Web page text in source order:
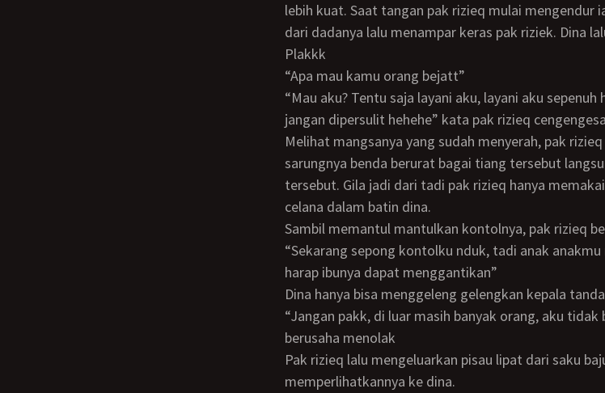
lebih kuat. Saat tangan pak rizieq mulai mengendur
dari dadanya lalu menampar keras pak riziek. Dina
Plakkk
“Apa mau kamu orang bejatt”
“Mau aku? Tentu saja layani aku, layani aku sepenuh hatimu. Hidup ini mudah ibu dina
jangan dipersulit hehehe” kata pak rizieq
Melihat mangsanya yang sudah menyerah, pak rizieq lalu dengan santainya melepas
sarungnya benda berurat bagai tiang tersebut
tersebut. Gila jadi dari tadi pak rizieq hanya
celana dalam batin dina.
Sambil memantul mantulkan kontolnya, pak rizieq
“Sekarang sepong kontolku nduk, tadi anak anakmu memang menggairahkan, aku
harap ibunya dapat menggantikan”
Dina hanya bisa menggeleng gelengkan kepala
“Jangan pakk, di luar masih banyak orang, aku tidak bisa, aku tidak mau” kata dina
berusaha menolak
Pak rizieq lalu mengeluarkan pisau lipat dari saku baju kokonya dan
memperlihatkannya ke dina.